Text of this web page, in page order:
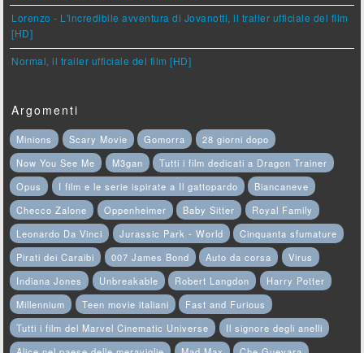
Lorenzo - L'incredibile avventura di Jovanotti, il trailer ufficiale del film
[HD]
Normal, il trailer ufficiale del film [HD]
Argomenti
Minions Scary Movie Gomorra
28 giorni dopo
Now You See Me
M3gan
Tutti i film dedicati a Dragon Trainer
Opus
I film e le serie ispirate a Il gattopardo
Biancaneve
Checco Zalone
Oppenheimer Baby Sitter
Royal Family
Leonardo Da Vinci
Jurassic Park - World
Cinquanta sfumature
Pirati dei Caraibi
007 James Bond Auto da corsa
Virus
Indiana Jones
Unbreakable Robert Langdon
Harry Potter
Millennium
Teen movie italiani
Fast and Furious
Tutti i film del Marvel Cinematic Universe
Il signore degli anelli